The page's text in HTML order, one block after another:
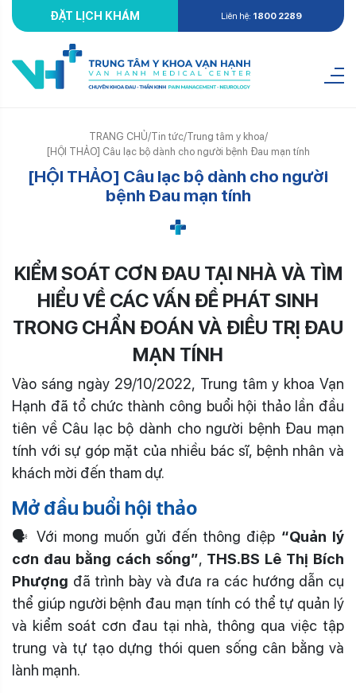
ĐẶT LỊCH KHÁM Liên hệ: 1800 2289
TRANG CHỦ/Tin tức/Trung tâm y khoa/
[HỘI THẢO] Câu lạc bộ dành cho người bệnh Đau mạn tính
[HỘI THẢO] Câu lạc bộ dành cho người
bệnh Đau mạn tính
KIỂM SOÁT CƠN ĐAU TẠI NHÀ VÀ TÌM
HIỂU VỀ CÁC VẤN ĐỀ PHÁT SINH
TRONG CHẨN ĐOÁN VÀ ĐIỀU TRỊ ĐAU
MẠN TÍNH
Vào sáng ngày 29/10/2022, Trung tâm y khoa Vạn
Hạnh đã tổ chức thành công buổi hội thảo lần đầu
tiên về Câu lạc bộ dành cho người bệnh Đau mạn
tính với sự góp mặt của nhiều bác sĩ, bệnh nhân và
khách mời đến tham dự.
Mở đầu buổi hội thảo
🗣 Với mong muốn gửi đến thông điệp “Quản lý
cơn đau bằng cách sống”, THS.BS Lê Thị Bích
Phượng đã trình bày và đưa ra các hướng dẫn cụ
thể giúp người bệnh đau mạn tính có thể tự quản lý
và kiểm soát cơn đau tại nhà, thông qua việc tập
trung và tự tạo dựng thói quen sống cân bằng và
lành mạnh.